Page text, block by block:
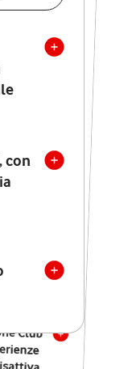
concon
Fi 7
verso
Club